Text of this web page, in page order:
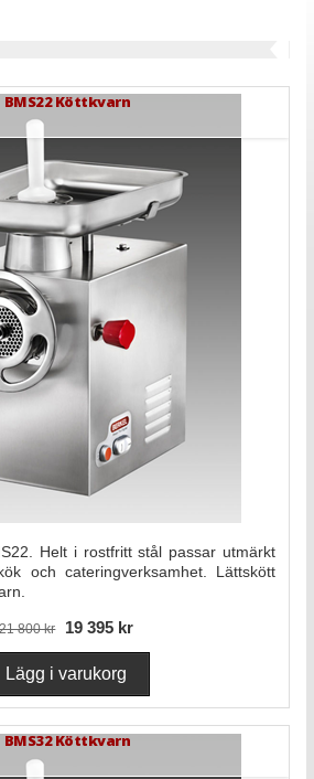
BMS22 Köttkvarn
Helt i rostfritt stål passar utmärkt
och cateringverksamhet. Lättskött
21 800 kr 19 395 kr
BMS32 Köttkvarn